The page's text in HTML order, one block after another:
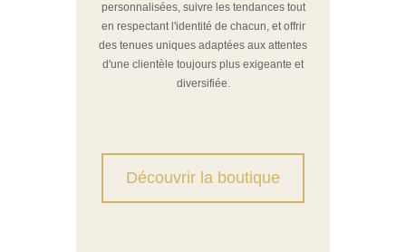
personnalisées, suivre les tendances tout
en respectant l'identité de chacun, et offrir
des tenues uniques adaptées aux attentes
d'une clientèle toujours plus exigeante et
diversifiée.
Découvrir la boutique